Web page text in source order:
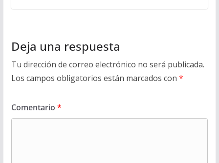
Deja una respuesta
Tu dirección de correo electrónico no será publicada.
Los campos obligatorios están marcados con *
Comentario *